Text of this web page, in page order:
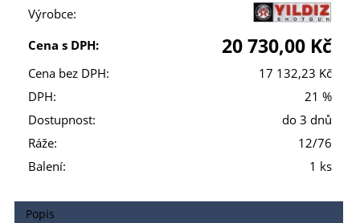
Výrobce:
Cena s DPH:
20 730,00 Kč
Cena bez DPH:
17 132,23 Kč
DPH:
21 %
Dostupnost:
do 3 dnů
Ráže:
12/76
Balení:
1 ks
Popis